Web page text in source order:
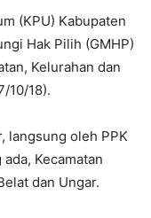
(KPU) Kabupaten
Hak Pilih (GMHP)
Kelurahan dan
10/18).
langsung oleh PPK
Kecamatan
dan Ungar.